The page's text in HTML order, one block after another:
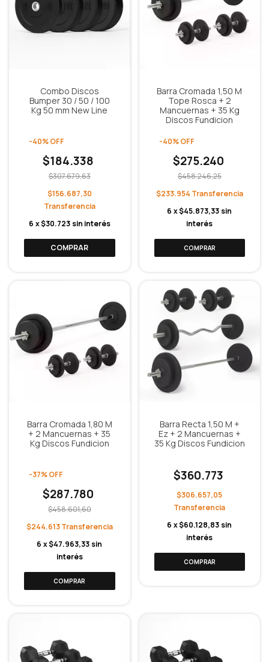
Combo Discos
Bumper 30 / 50 / 100
Kg 50 mm New Line
-40%OFF
$184.338
$307.679,63
$156.687,30
6 x$30.723 sin interés
COMPRAR
Barra Cromada 1,50 M
Tope Rosca + 2
Mancuernas + 35 Kg
Discos Fundicion
-40%OFF
$275.240
$458.246,25
$233.954
6 x$45.873,33 sin
interés
Barra Cromada 1,80 M
+ 2 Mancuernas + 35
Kg Discos Fundicion
-37%OFF
$287.780
$458.601,60
$244.613
6 x$47.963,33 sin
interés
Barra Recta 1,50 M +
Ez + 2 Mancuernas +
35 Kg Discos Fundicion
$360.773
$306.657,05
6 x$60.128,83 sin
interés